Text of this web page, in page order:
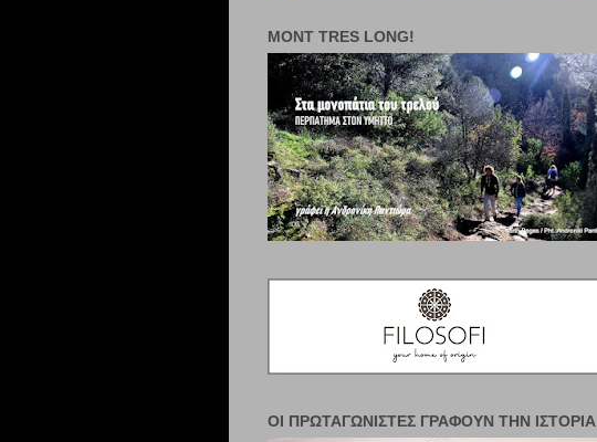
MONT TRES LONG!
ΟΙ ΠΡΩΤΑΓΩΝΙΣΤΈΣ ΓΡΆΦΟΥΝ ΤΗΝ ΙΣΤΟΡΊΑ